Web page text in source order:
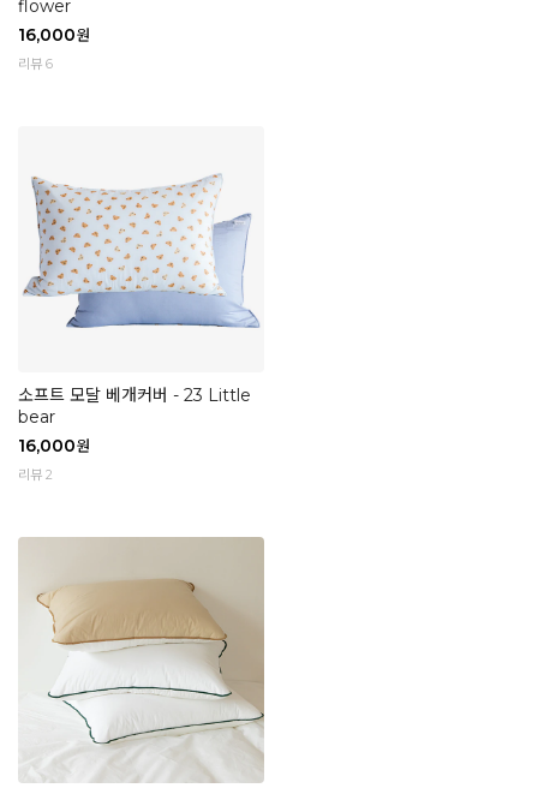
flower
16,000원
리뷰 6
소프트 모달 베개커버 - 23 Little
bear
16,000원
리뷰 2